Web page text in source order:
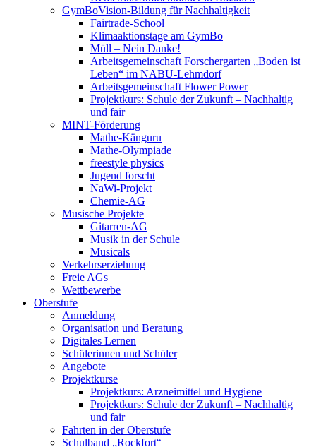
GymBoVision-Bildung für Nachhaltigkeit
Fairtrade-School
Klimaaktionstage am GymBo
Müll – Nein Danke!
Arbeitsgemeinschaft Forschergarten „Boden ist
Leben“ im NABU-Lehmdorf
Arbeitsgemeinschaft Flower Power
Projektkurs: Schule der Zukunft – Nachhaltig
und fair
MINT-Förderung
Mathe-Känguru
Mathe-Olympiade
freestyle physics
Jugend forscht
NaWi-Projekt
Chemie-AG
Musische Projekte
Gitarren-AG
Musik in der Schule
Musicals
Verkehrserziehung
Freie AGs
Wettbewerbe
Oberstufe
Anmeldung
Organisation und Beratung
Digitales Lernen
Schülerinnen und Schüler
Angebote
Projektkurse
Projektkurs: Arzneimittel und Hygiene
Projektkurs: Schule der Zukunft – Nachhaltig
und fair
Fahrten in der Oberstufe
Schulband „Rockfort“